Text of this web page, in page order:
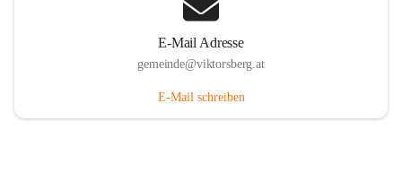
E-Mail Adresse
gemeinde@viktorsberg.at
E-Mail schreiben